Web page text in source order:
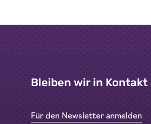
Bleiben wir in Kontakt
Für den Newsletter anmelden